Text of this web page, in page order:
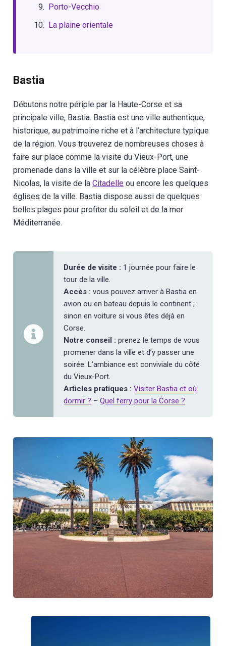
Porto-Vecchio
La plaine orientale
Bastia
Débutons notre périple par la Haute-Corse et sa
principale ville, Bastia. Bastia est une ville authentique,
historique, au patrimoine riche et à l’architecture typique
de la région. Vous trouverez de nombreuses choses à
faire sur place comme la visite du Vieux-Port, une
promenade dans la ville et sur la célèbre place Saint-
Nicolas, la visite de laCitadelle ou encore les quelques
églises de la ville. Bastia dispose aussi de quelques
belles plages pour profiter du soleil et de la mer
Méditerranée.
Durée de visite : 1 journée pour faire le
tour de la ville.
Accès : vous pouvez arriver à Bastia en
avion ou en bateau depuis le continent ;
sinon en voiture si vous êtes déjà en
Corse.
Notre conseil : prenez le temps de vous
promener dans la ville et d’y passer une
soirée. L’ambiance est conviviale du côté
du Vieux-Port.
Articles pratiques : Visiter Bastia et où
dormir ? –Quel ferry pour la Corse ?